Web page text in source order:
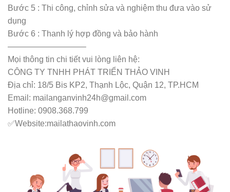
Bước 5 : Thi công, chỉnh sửa và nghiệm thu đưa vào sử
dụng
Bước 6 : Thanh lý hợp đồng và bảo hành
—————————–
Mọi thông tin chi tiết vui lòng liên hệ:
CÔNG TY TNHH PHÁT TRIỂN THẢO VINH
Địa chỉ: 18/5 Bis KP2, Thạnh Lộc, Quận 12, TP.HCM
Email: mailanganvinh24h@gmail.com
Hotline: 0908.368.799
✅Website:mailathaovinh.com